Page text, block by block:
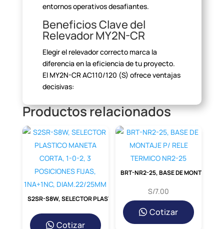
entornos operativosdesafiantes.
Beneficios Clave del
Relevador MY2N-CR
Elegir el relevador correcto marca la
diferencia en la eficiencia de tu proyecto.
El MY2N-CR AC110/120 (S) ofrece ventajas
decisivas:
Diseñado para
millones de ciclos de operación,
minimizando fallos y mantenimiento.
DiseñoCompacto:
permite ahorrar espacio valioso en
tableros de control y gabinetes
eléctricos.
Productos relacionados
Cotizar
S/7.00
Cotizar